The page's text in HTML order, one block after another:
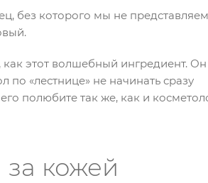
без которого мы не представляем
этот волшебный ингредиент.
по «лестнице» не начинать сразу
полюбите так же, как и
кожей